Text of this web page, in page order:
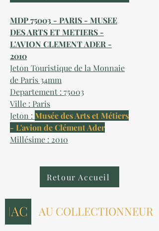
MDP 75003 - PARIS - MUSEE
DES ARTS ET METIERS -
L'AVION CLEMENT ADER -
2010
Jeton Touristique de la Monnaie
de Paris 34mm
Departement : 75003
Ville : Paris
Jeton : Musée des Arts et Métiers
- L'avion de Clément Ader
Millésime : 2010
Retour Accueil
AU COLLECTIONNEUR